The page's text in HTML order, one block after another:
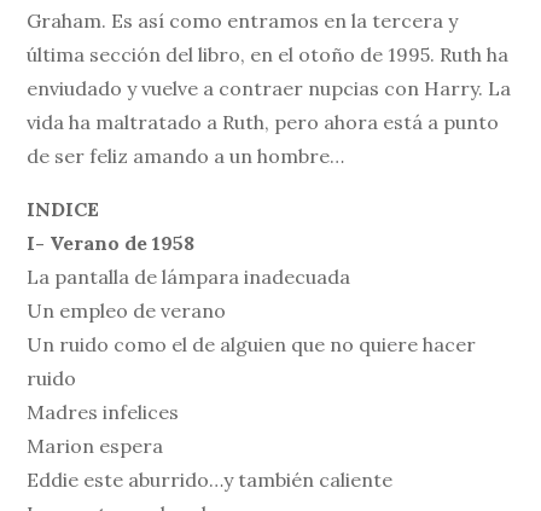
Graham. Es así como entramos en la tercera y
última sección del libro, en el otoño de 1995. Ruth ha
enviudado y vuelve a contraer nupcias con Harry. La
vida ha maltratado a Ruth, pero ahora está a punto
de ser feliz amando a un hombre…
INDICE
I- Verano de 1958
La pantalla de lámpara inadecuada
Un empleo de verano
Un ruido como el de alguien que no quiere hacer
ruido
Madres infelices
Marion espera
Eddie este aburrido…y también caliente